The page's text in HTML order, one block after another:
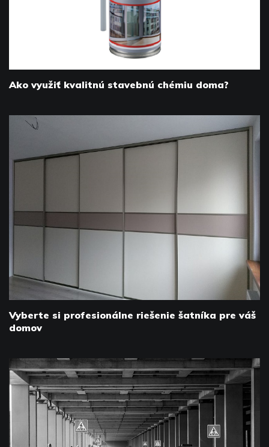
Ako využiť kvalitnú stavebnú chémiu doma?
Vyberte si profesionálne riešenie šatníka pre váš
domov